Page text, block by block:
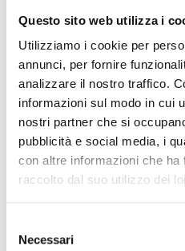
Questo sito web utilizza i
Utilizziamo i cookie per
annunci, per fornire
analizzare il nostro traffico.
informazioni sul modo in cui
nostri partner che si
pubblicità e social media, i
con altre informazioni che ha
raccolto dal suo utilizzo dei
delNecessari
The park is directly accessible
stately tree-lined avenue.
Area:
Fixed